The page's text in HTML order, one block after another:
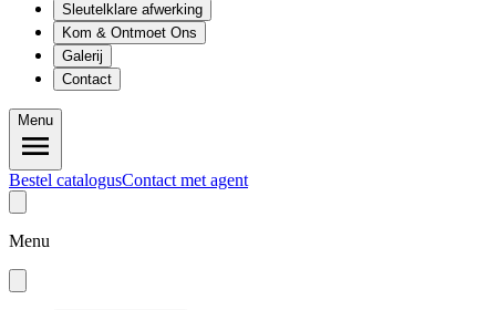
Sleutelklare afwerking
Kom & Ontmoet Ons
Galerij
Contact
Menu
Bestel catalogusContact met agent
Menu